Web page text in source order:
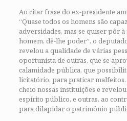
Ao citar frase do ex-presidente
“Quase todos os homens são
adversidades, mas se quiser pôr
homem, dê-lhe poder”, o
revelou a qualidade de várias
oportunista de outras, que se
calamidade pública, que
licitatório, para praticar malfeitos.
cheio nossas instituições e
espírito público, e outras, ao
para dilapidar o patrimônio